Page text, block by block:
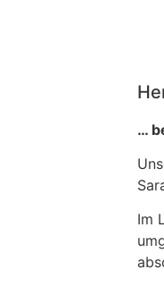
…
Im